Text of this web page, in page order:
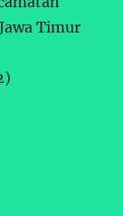
Timur